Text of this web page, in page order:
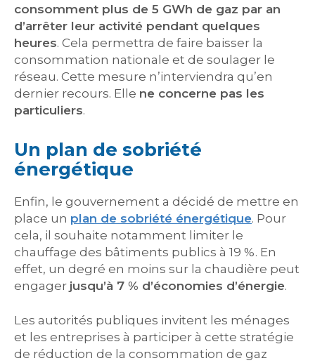
consomment plus de 5 GWh de gaz par an
d’arrêter leur activité pendant quelques
heures. Cela permettra de faire baisser la
consommation nationale et de soulager le
réseau. Cette mesure n’interviendra qu’en
dernier recours. Elle ne concerne pas les
particuliers.
Un plan de sobriété
énergétique
Enfin, le gouvernement a décidé de mettre en
place un plan de sobriété énergétique. Pour
cela, il souhaite notamment limiter le
chauffage des bâtiments publics à 19 %. En
effet, un degré en moins sur la chaudière peut
engager jusqu’à 7 % d’économies d’énergie.
Les autorités publiques invitent les ménages
et les entreprises à participer à cette stratégie
de réduction de la consommation de gaz